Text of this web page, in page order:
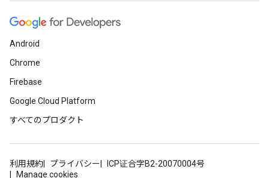
Android
Chrome
Firebase
Google Cloud Platform
すべてのプロダクト
利用規約 プライバシー
ICP证合字B2-20070004号
Manage cookies